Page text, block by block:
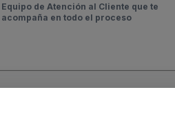
Equipo de Atención al Cliente que te
acompaña en todo el proceso